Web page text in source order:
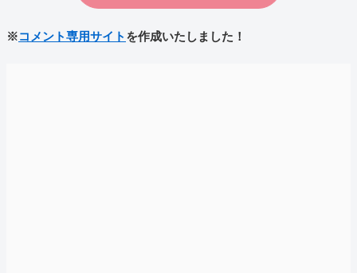
※コメント専用サイト を作成いたしました！